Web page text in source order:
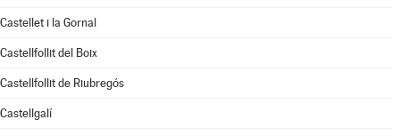
Castellet i la Gornal
Castellfollit del Boix
Castellfollit de Riubregós
Castellgalí